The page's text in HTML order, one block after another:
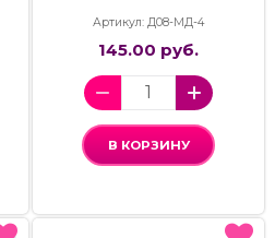
Артикул: Д08-МД-4
145.00 руб.
В КОРЗИНУ